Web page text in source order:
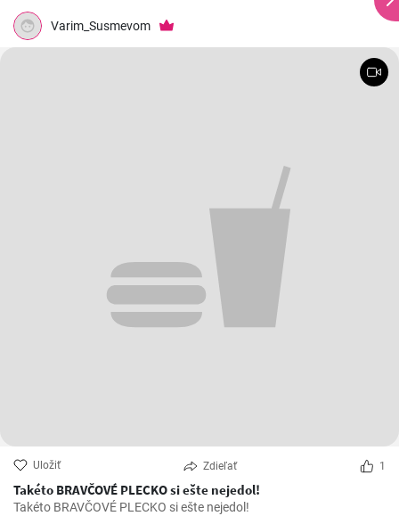
Varim_Susmevom
Uložiť Zdieľať 1
Takéto BRAVČOVÉ PLECKO si ešte nejedol!
Takéto BRAVČOVÉ PLECKO si ešte nejedol!